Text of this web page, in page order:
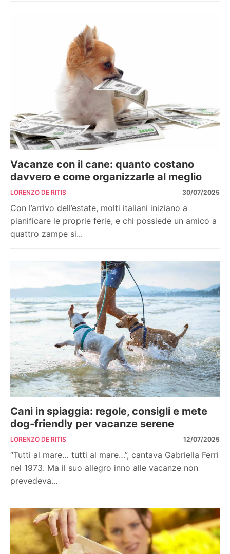
Vacanze con il cane: quanto costano
davvero e come organizzarle al meglio
LORENZO DE RITIS 30/07/2025
Con l’arrivo dell’estate, molti italiani iniziano a
pianificare le proprie ferie, e chi possiede un amico a
quattro zampe si...
Cani in spiaggia: regole, consigli e mete
dog-friendly per vacanze serene
LORENZO DE RITIS 12/07/2025
“Tutti al mare… tutti al mare…”, cantava Gabriella Ferri
nel 1973. Ma il suo allegro inno alle vacanze non
prevedeva...